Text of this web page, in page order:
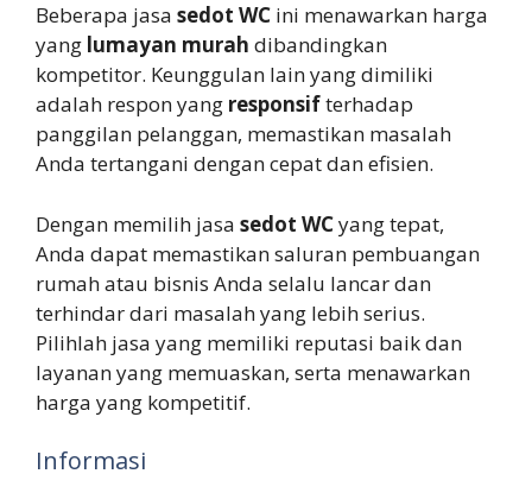
Beberapa jasa sedot WC ini menawarkan harga
yang lumayan murah dibandingkan
kompetitor. Keunggulan lain yang dimiliki
adalah respon yang responsifterhadap
panggilan pelanggan, memastikan masalah
Anda tertangani dengan cepat dan efisien.
Dengan memilih jasa sedot WCyang tepat,
Anda dapat memastikan saluran pembuangan
rumah atau bisnis Anda selalu lancar dan
terhindar dari masalah yang lebih serius.
Pilihlah jasa yang memiliki reputasi baik dan
layanan yang memuaskan, serta menawarkan
harga yang kompetitif.
Informasi